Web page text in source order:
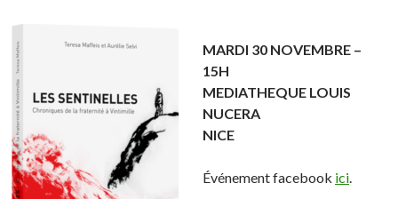
MARDI 30 NOVEMBRE –
15H
MEDIATHEQUE LOUIS
NUCERA
NICE
Événement facebook ici.